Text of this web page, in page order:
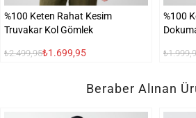
%100 Keten Rahat Kesim
Truvakar Kol Gömlek
₺2.499,95₺1.699,95
%100
Beraber Alınan